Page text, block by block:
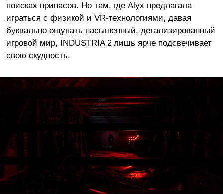
поисках припасов. Но там, где Alyx предлагала
играться с физикой и VR-технологиями, давая
буквально ощупать насыщенный, детализированный
игровой мир, INDUSTRIA 2 лишь ярче подсвечивает
свою скудность.